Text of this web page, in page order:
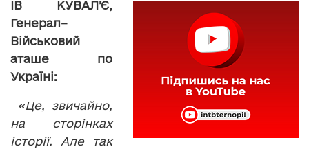
ІВ КУВАЛ’Є,
Генерал–
Військовий
аташе по
Україні:
«Це, звичайно,
на сторінках
історії. Але так